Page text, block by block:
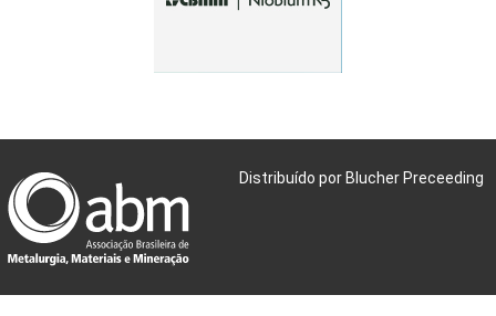
Distribuído por Blucher Preceeding